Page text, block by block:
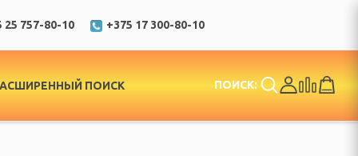
25 757-80-10 +375 17 300-80-10
ПОИСК ПОИСК: